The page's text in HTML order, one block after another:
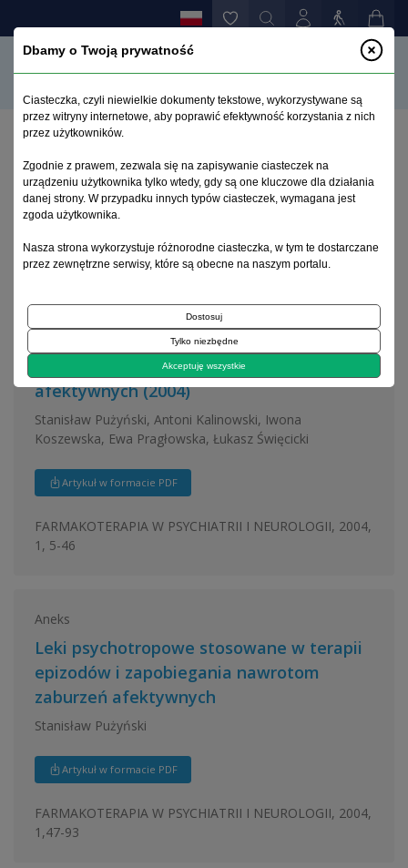
Archiwum 1995–2023
2004, tom 20, zeszyt 1
Zasady leczenia nawracających zaburzeń
afektywnych (2004)
Stanisław Pużyński, Antoni Kalinowski, Iwona
Koszewska, Ewa Pragłowska, Łukasz Święcicki
Artykuł w formacie PDF
FARMAKOTERAPIA W PSYCHIATRII I NEUROLOGII, 2004,
1, 5-46
Aneks
Leki psychotropowe stosowane w terapii
epizodów i zapobiegania nawrotom
zaburzeń afektywnych
Stanisław Pużyński
Artykuł w formacie PDF
FARMAKOTERAPIA W PSYCHIATRII I NEUROLOGII, 2004,
1,47-93
Dbamy o Twoją prywatność
Ciasteczka, czyli niewielkie dokumenty tekstowe, wykorzystywane są
przez witryny internetowe, aby poprawić efektywność korzystania z nich
przez użytkowników.
Zgodnie z prawem, zezwala się na zapisywanie ciasteczek na
urządzeniu użytkownika tylko wtedy, gdy są one kluczowe dla działania
danej strony. W przypadku innych typów ciasteczek, wymagana jest
zgoda użytkownika.
Nasza strona wykorzystuje różnorodne ciasteczka, w tym te dostarczane
przez zewnętrzne serwisy, które są obecne na naszym portalu.
Dostosuj
Tylko niezbędne
Akceptuję wszystkie